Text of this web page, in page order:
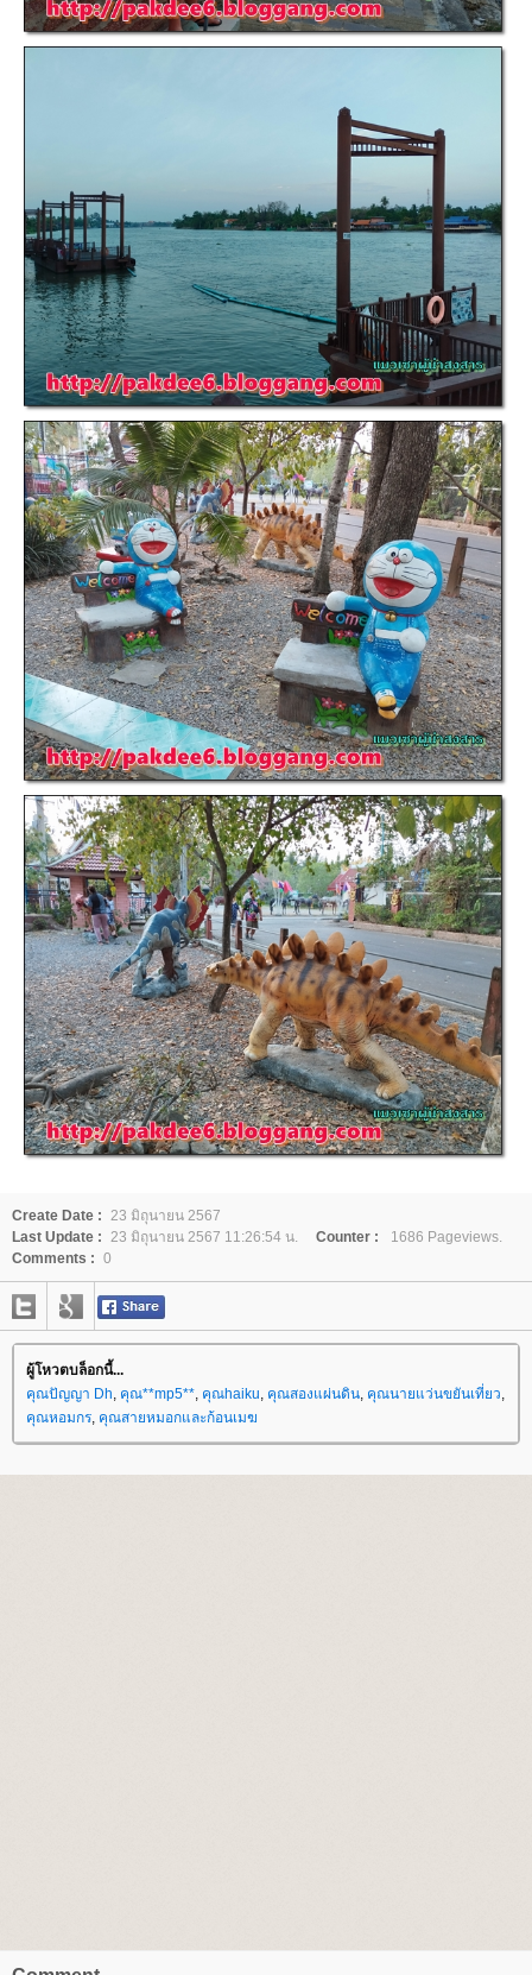
Create Date : 23 มิถุนายน 2567
Last Update : 23 มิถุนายน 2567 11:26:54 น. Counter :
1686 Pageviews.
Comments : 0
ผู้โหวตบล็อกนี้...
คุณปัญญา Dh, คุณ**mp5**, คุณhaiku, คุณสองแผ่นดิน, คุณนายแว่นขยันเที่ยว,
คุณหอมกร, คุณสายหมอกและก้อนเมฆ